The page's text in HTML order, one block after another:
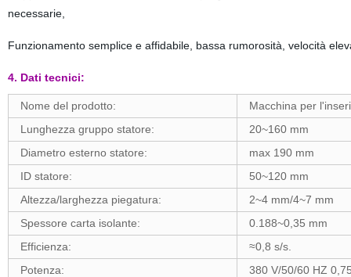
necessarie,
Funzionamento semplice e affidabile, bassa rumorosità, velocità
4. Dati tecnici:
Nome del prodotto:
Macchina per
Lunghezza gruppo statore:
20~160 mm
Diametro esterno statore:
max 190 mm
ID statore:
50~120 mm
Altezza/larghezza piegatura:
2~4 mm/4~7 mm
Spessore carta isolante:
0.188~0,35 mm
Efficienza:
≈0,8 s/s.
Potenza:
380 V/50/60 HZ